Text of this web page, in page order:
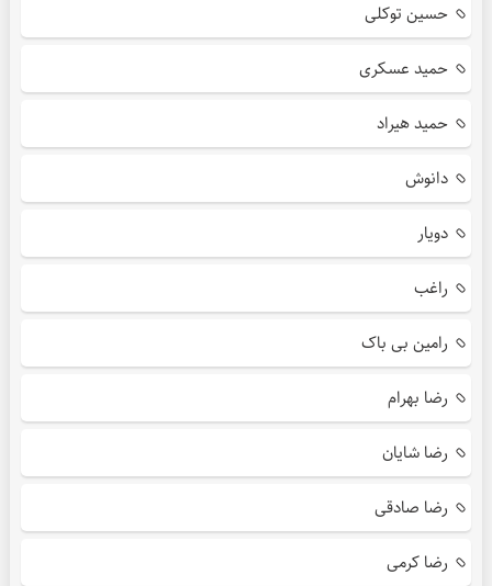
حسین توکلی
حمید عسکری
حمید هیراد
دانوش
دویار
راغب
رامین بی باک
رضا بهرام
رضا شایان
رضا صادقی
رضا کرمی